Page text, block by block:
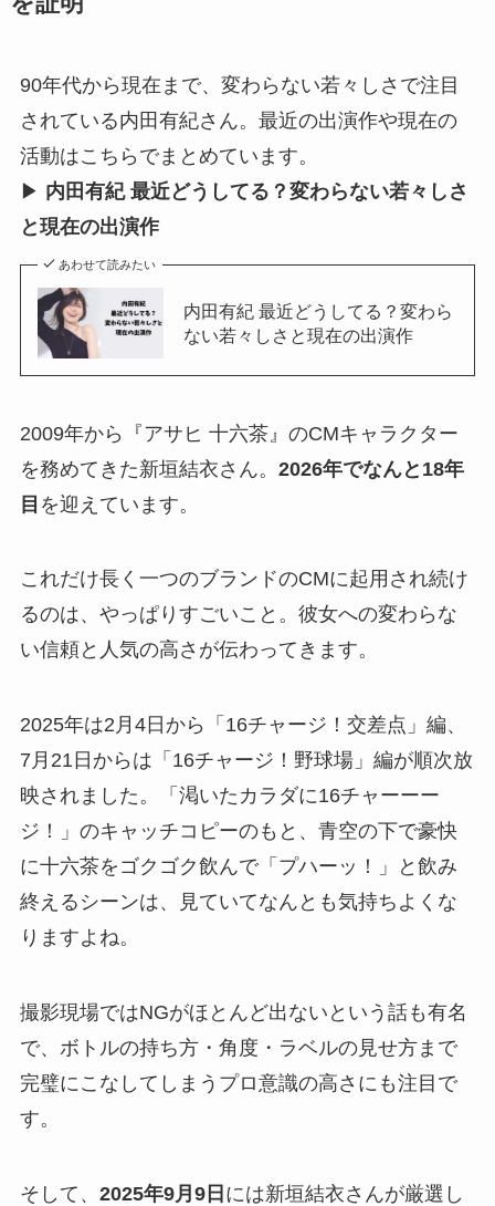
90年代から現在まで、変わらない若々しさで注目
されている内田有紀さん。最近の出演作や現在の
活動はこちらでまとめています。
▶ 内田有紀 最近どうしてる？変わらない若々しさ
と現在の出演作
あわせて読みたい
内田有紀 最近どうしてる？変わら
ない若々しさと現在の出演作
2009年から『アサヒ 十六茶』のCMキャラクター
を務めてきた新垣結衣さん。 2026年でなんと18年
目 を迎えています。
これだけ長く一つのブランドのCMに起用され続け
るのは、やっぱりすごいこと。彼女への変わらな
い信頼と人気の高さが伝わってきます。
2025年は2月4日から「16チャージ！交差点」編、
7月21日からは「16チャージ！野球場」編が順次放
映されました。「渇いたカラダに16チャーーー
ジ！」のキャッチコピーのもと、青空の下で豪快
に十六茶をゴクゴク飲んで「プハーッ！」と飲み
終えるシーンは、見ていてなんとも気持ちよくな
りますよね。
撮影現場ではNGがほとんど出ないという話も有名
で、ボトルの持ち方・角度・ラベルの見せ方まで
完璧にこなしてしまうプロ意識の高さにも注目で
す。
そして、 2025年9月9日 には新垣結衣さんが厳選し